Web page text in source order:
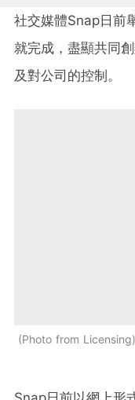
社交媒體Snap日前
就完成，盡顯共同
及對公司的控制。
Photo from Licensing